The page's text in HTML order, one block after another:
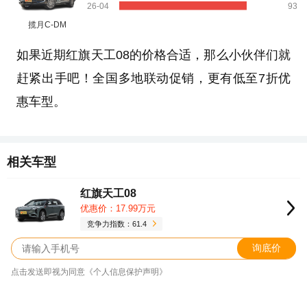
揽月C-DM
26-04
93
如果近期红旗天工08的价格合适，那么小伙伴们就
赶紧出手吧！全国多地联动促销，更有低至7折优
惠车型。
相关车型
红旗天工08
优惠价：17.99万元
竞争力指数：61.4
询底价
点击发送即视为同意《个人信息保护声明》